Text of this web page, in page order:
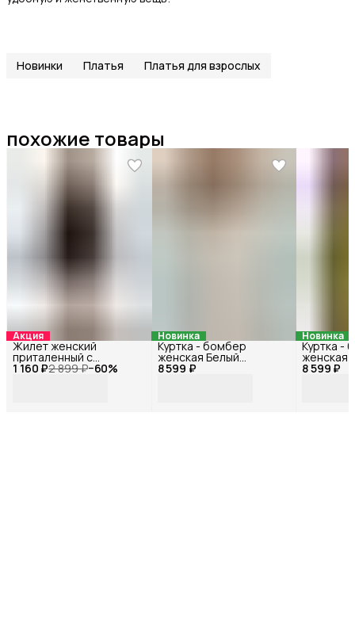
Новинки Платья Платья для взрослых
похожие товары
Акция
1 160 ₽2 899 ₽−60%
Жилет женский
приталенный с
открытой спиной
Новинка
8 599 ₽
Куртка - бомбер
женская Белый
72114БФ_42
Новинка
8 599 ₽
Куртка -
женская